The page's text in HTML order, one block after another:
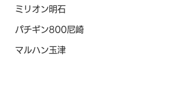
ミリオン明石
パチギン800尼崎
マルハン玉津